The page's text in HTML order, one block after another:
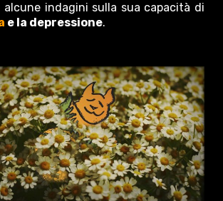
alcune indagini sulla sua capacità di
e la depressione.